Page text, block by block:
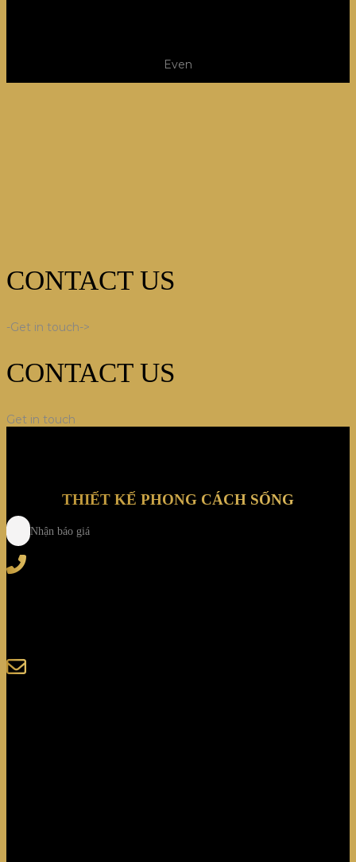
Even
CONTACT US
-Get in touch->
CONTACT US
Get in touch
THIẾT KẾ PHONG CÁCH SỐNG
Nhận báo giá